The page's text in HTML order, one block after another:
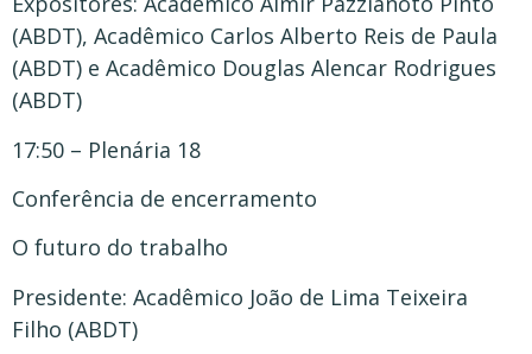
(ABDT), Acadêmico Carlos Alberto Reis de Paula
(ABDT) e Acadêmico Douglas Alencar Rodrigues
(ABDT)
17:50 – Plenária 18
Conferência de encerramento
O futuro do trabalho
Presidente: Acadêmico João de Lima Teixeira
Filho (ABDT)